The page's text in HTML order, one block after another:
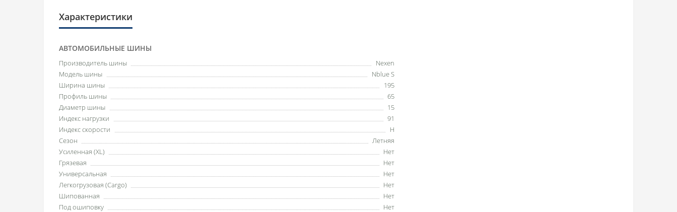
Характеристики
АВТОМОБИЛЬНЫЕ ШИНЫ
Производитель шины
Nexen
Модель шины
Nblue S
Ширина шины
195
Профиль шины
65
Диаметр шины
15
Индекс нагрузки
91
Индекс скорости
H
Сезон
Летняя
Усиленная (XL)
Нет
Грязевая
Нет
Универсальная
Нет
Легкогрузовая (Cargo)
Нет
Шипованная
Нет
Под ошиповку
Нет